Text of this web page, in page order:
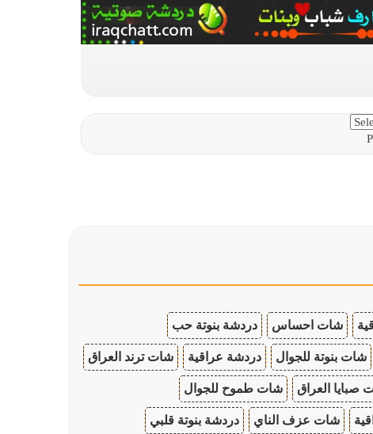
شات احساس دردشة بنوتة حب
شات بنوتة للجوال دردشة عراقية شات ترند العراق
صبايا العراق شات طموح للجوال
شات عزف الناي دردشة بنوتة قلبي